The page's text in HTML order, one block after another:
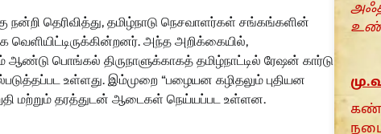
தெரிவித்து, தமிழ்நாடு நெசவாளர்கள் சங்கங்களின்
வெளியிட்டிருக்கின்றனர். அந்த அறிக்கையில்,
ஆண்டு பொங்கல் திருநாளுக்காகத் தமிழ்நாட்டில் ரேஷன் கார்டு
உள்ளது. இம்முறை “பழையன கழிதலும் புதியன
உறுதி மற்றும் தரத்துடன் ஆடைகள் நெய்யப்பட உள்ளன.